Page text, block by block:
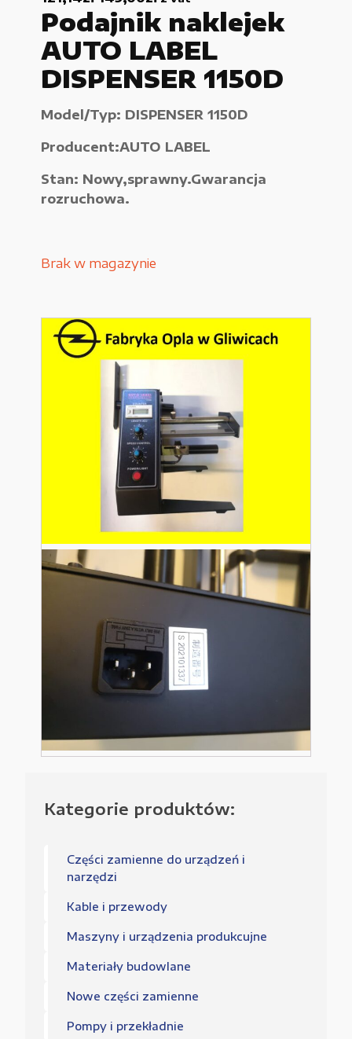
Urządzenia elektryczne
Urządzenia pneumatyczne i hydrauliczne
Używane narzędzia warsztatowe
Pozostałe
Regulamin sklepu
Polityka Prywatności
Podajnik naklejek
AUTO LABEL
DISPENSER 1150D
Model/Typ: DISPENSER 1150D
Producent:AUTO LABEL
Stan: Nowy,sprawny.Gwarancja
rozruchowa.
Brak w magazynie
Kategorie produktów:
Części zamienne do urządzeń i
narzędzi
Kable i przewody
Maszyny i urządzenia produkcujne
Materiały budowlane
Nowe części zamienne
Pompy i przekładnie